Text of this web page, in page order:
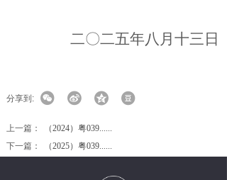
二〇二五年八 月十三 日
分享到:
上一篇：
（2024）粤039......
下一篇：
（2025）粤039......